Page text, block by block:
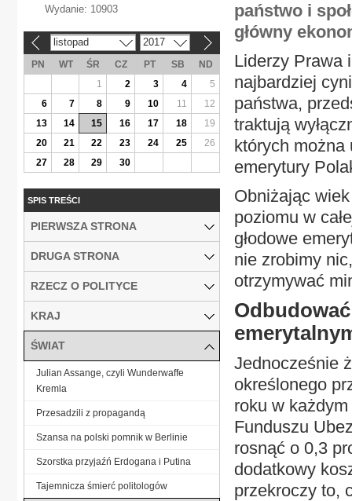
państwo i
główny
Liderzy Prawa
najbardziej
państwa,
traktują
których można
emerytury
Obniżając
poziomu w
głodowe
nie zrobimy
otrzymywać
Jednocześnie
określonego
roku w
Funduszu
rosnąć o 0,3
dodatkowy
przekroczy to,
Wydanie: 10903
listopad 2017
PN WT ŚR CZ PT SB
ND
1
2 3 4
5
6
7 8 9 10 11
12
13
14 15 16 17 18
19
20
21 22 23 24 25
26
27
28 29 30
SPIS TREŚCI
PIERWSZA STRONA
DRUGA STRONA
RZECZ O POLITYCE
KRAJ
ŚWIAT
Julian Assange, czyli Wunderwaffe
Kremla
Przesadzili z propagandą
Szansa na polski pomnik w Berlinie
Szorstka przyjaźń Erdogana i Putina
Tajemnicza śmierć politologów